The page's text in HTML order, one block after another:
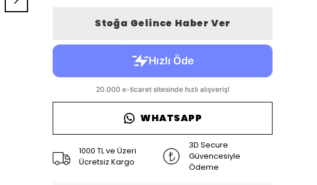
Stoğa Gelince Haber Ver
WHATSAPP
1000 TL ve Üzeri
Ücretsiz Kargo
3D Secure
Güvencesiyle
Ödeme